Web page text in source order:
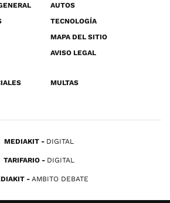
AUTOS
TECNOLOGÍA
MAPA DEL SITIO
AVISO LEGAL
MULTAS
MEDIAKIT DIGITAL
TARIFARIO DIGITAL
AMBITO DEBATE